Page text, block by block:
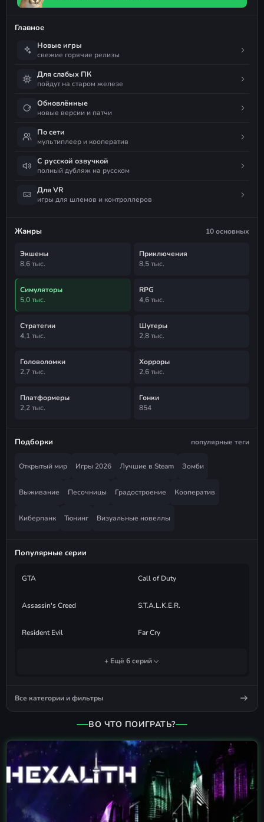
Главное
Новые игры
свежие горячие релизы
Для слабых ПК
пойдут на старом железе
Обновлённые
новые версии и патчи
По сети
мультиплеер и кооператив
С русской озвучкой
полный дубляж на русском
Для VR
игры для шлемов и контроллеров
Жанры 10 основных
Экшены
8,6 тыс.
Приключения
8,5 тыс.
Симуляторы
5,0 тыс.
RPG
4,6 тыс.
Стратегии
4,1 тыс.
Шутеры
2,8 тыс.
Головоломки
2,7 тыс.
Хорроры
2,6 тыс.
Платформеры
2,2 тыс.
Гонки
854
Подборки популярные теги
Открытый мир Игры 2026 Лучшие в Steam Зомби
Выживание Песочницы Градостроение Кооператив
Киберпанк Тюнинг Визуальные новеллы
Популярные серии
GTA Call of Duty
Assassin's Creed S.T.A.L.K.E.R.
Resident Evil Far Cry
+ Ещё 6 серий
Все категории и фильтры
ВО ЧТО ПОИГРАТЬ?